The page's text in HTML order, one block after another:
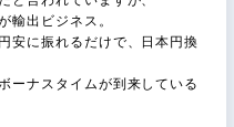
輸出ビジネス。
安に振れるだけで、日本円換
ーナスタイムが到来している